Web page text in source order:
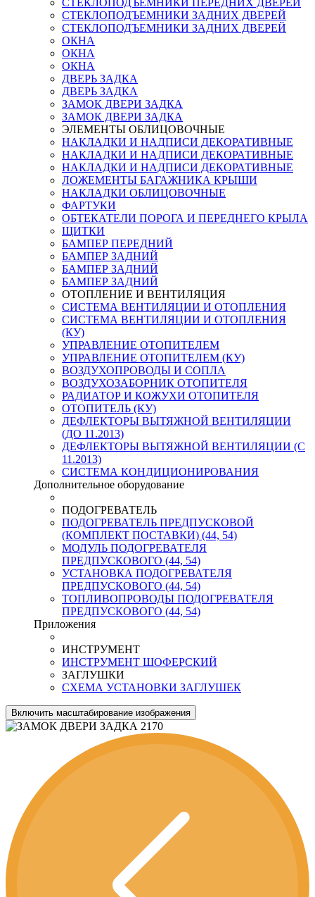
СТЕКЛОПОДЪЕМНИКИ ПЕРЕДНИХ ДВЕРЕЙ
СТЕКЛОПОДЪЕМНИКИ ЗАДНИХ ДВЕРЕЙ
СТЕКЛОПОДЪЕМНИКИ ЗАДНИХ ДВЕРЕЙ
ОКНА
ОКНА
ОКНА
ДВЕРЬ ЗАДКА
ДВЕРЬ ЗАДКА
ЗАМОК ДВЕРИ ЗАДКА
ЗАМОК ДВЕРИ ЗАДКА
ЭЛЕМЕНТЫ ОБЛИЦОВОЧНЫЕ
НАКЛАДКИ И НАДПИСИ ДЕКОРАТИВНЫЕ
НАКЛАДКИ И НАДПИСИ ДЕКОРАТИВНЫЕ
НАКЛАДКИ И НАДПИСИ ДЕКОРАТИВНЫЕ
ЛОЖЕМЕНТЫ БАГАЖНИКА КРЫШИ
НАКЛАДКИ ОБЛИЦОВОЧНЫЕ
ФАРТУКИ
ОБТЕКАТЕЛИ ПОРОГА И ПЕРЕДНЕГО КРЫЛА
ЩИТКИ
БАМПЕР ПЕРЕДНИЙ
БАМПЕР ЗАДНИЙ
БАМПЕР ЗАДНИЙ
БАМПЕР ЗАДНИЙ
ОТОПЛЕНИЕ И ВЕНТИЛЯЦИЯ
СИСТЕМА ВЕНТИЛЯЦИИ И ОТОПЛЕНИЯ
СИСТЕМА ВЕНТИЛЯЦИИ И ОТОПЛЕНИЯ
(КУ)
УПРАВЛЕНИЕ ОТОПИТЕЛЕМ
УПРАВЛЕНИЕ ОТОПИТЕЛЕМ (КУ)
ВОЗДУХОПРОВОДЫ И СОПЛА
ВОЗДУХОЗАБОРНИК ОТОПИТЕЛЯ
РАДИАТОР И КОЖУХИ ОТОПИТЕЛЯ
ОТОПИТЕЛЬ (КУ)
ДЕФЛЕКТОРЫ ВЫТЯЖНОЙ ВЕНТИЛЯЦИИ
(ДО 11.2013)
ДЕФЛЕКТОРЫ ВЫТЯЖНОЙ ВЕНТИЛЯЦИИ (С
11.2013)
СИСТЕМА КОНДИЦИОНИРОВАНИЯ
Дополнительное оборудование
ПОДОГРЕВАТЕЛЬ
ПОДОГРЕВАТЕЛЬ ПРЕДПУСКОВОЙ
(КОМПЛЕКТ ПОСТАВКИ) (44, 54)
МОДУЛЬ ПОДОГРЕВАТЕЛЯ
ПРЕДПУСКОВОГО (44, 54)
УСТАНОВКА ПОДОГРЕВАТЕЛЯ
ПРЕДПУСКОВОГО (44, 54)
ТОПЛИВОПРОВОДЫ ПОДОГРЕВАТЕЛЯ
ПРЕДПУСКОВОГО (44, 54)
Приложения
ИНСТРУМЕНТ
ИНСТРУМЕНТ ШОФЕРСКИЙ
ЗАГЛУШКИ
СХЕМА УСТАНОВКИ ЗАГЛУШЕК
Включить масштабирование изображения